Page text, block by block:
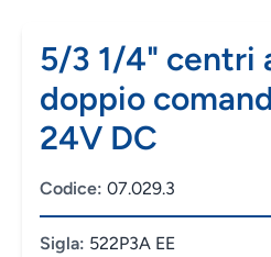
5/3 1/4" centri
doppio
24V DC
Codice: 07.029.3
Sigla: 522P3A EE